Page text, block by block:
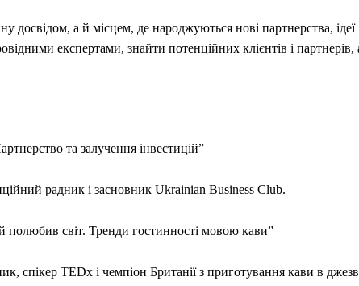
а й місцем, де народжуються нові партнерства, ідеї
експертами, знайти потенційних клієнтів і партнерів,
та залучення інвестицій”
радник і засновник Ukrainian Business Club.
полюбив світ. Тренди гостинності мовою кави”
спікер TEDx і чемпіон Британії з приготування кави в